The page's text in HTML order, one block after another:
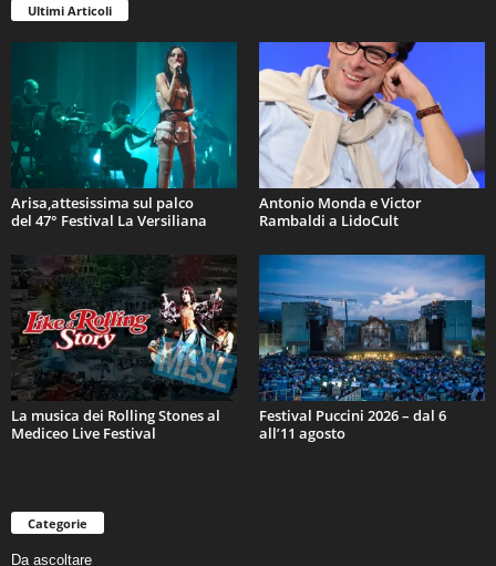
Ultimi Articoli
Arisa,attesissima sul palco
del 47° Festival La Versiliana
Antonio Monda e Victor
Rambaldi a LidoCult
La musica dei Rolling Stones al
Mediceo Live Festival
Festival Puccini 2026 – dal 6
all’11 agosto
Categorie
Da ascoltare